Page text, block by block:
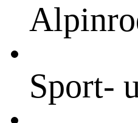
Sport-